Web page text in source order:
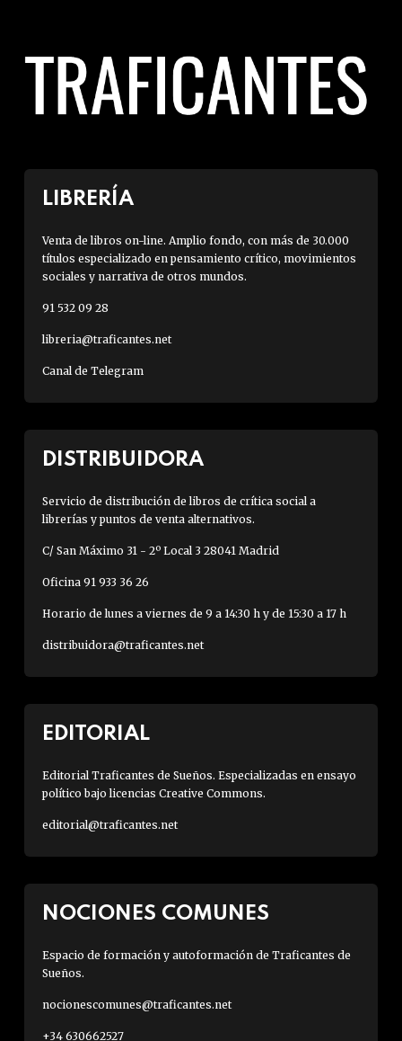
LIBRERÍA
Venta de libros on-line. Amplio fondo, con más de 30.000
títulos especializado en pensamiento crítico, movimientos
sociales y narrativa de otros mundos.
91 532 09 28
libreria@traficantes.net
Canal de Telegram
DISTRIBUIDORA
Servicio de distribución de libros de crítica social a
librerías y puntos de venta alternativos.
C/ San Máximo 31 - 2º Local 3 28041 Madrid
Oficina 91 933 36 26
Horario de lunes a viernes de 9 a 14:30 h y de 15:30 a 17 h
distribuidora@traficantes.net
EDITORIAL
Editorial Traficantes de Sueños. Especializadas en ensayo
político bajo licencias Creative Commons.
editorial@traficantes.net
NOCIONES COMUNES
Espacio de formación y autoformación de Traficantes de
Sueños.
nocionescomunes@traficantes.net
+34 630662527